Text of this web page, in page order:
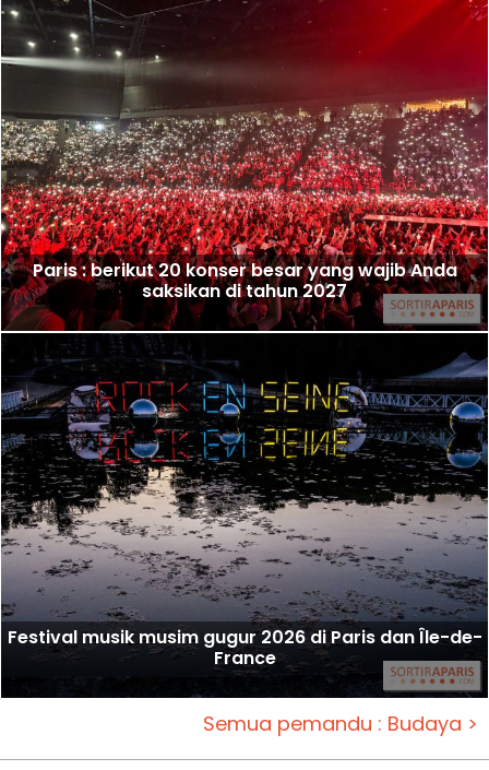
Paris : berikut 20 konser besar yang wajib Anda
saksikan di tahun 2027
Festival musik musim gugur 2026 di Paris dan Île-de-
France
Semua pemandu : Budaya >